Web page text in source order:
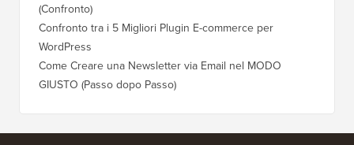
(Confronto)
Confronto tra i 5 Migliori Plugin E-commerce per
WordPress
Come Creare una Newsletter via Email nel MODO
GIUSTO (Passo dopo Passo)